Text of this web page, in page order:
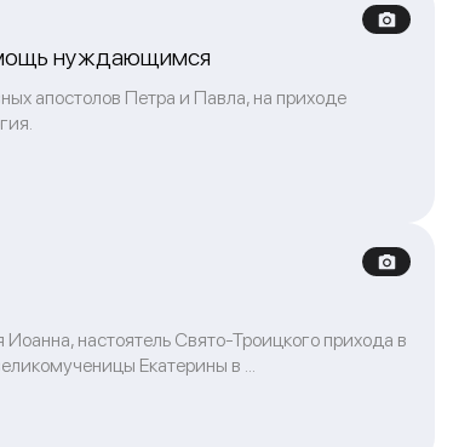
нуждающимся
апостолов Петра и Павла, на приходе
настоятель Свято-Троицкого прихода в
Екатерины в ...